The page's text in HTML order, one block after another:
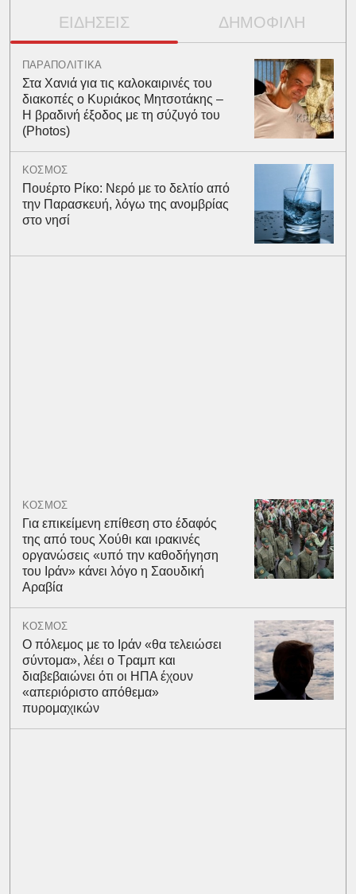
ΕΙΔΗΣΕΙΣ ΔΗΜΟΦΙΛΗ
ΠΑΡΑΠΟΛΙΤΙΚΑ
Στα Χανιά για τις καλοκαιρινές του
διακοπές ο Κυριάκος Μητσοτάκης –
Η βραδινή έξοδος με τη σύζυγό του
(Photos)
ΚΟΣΜΟΣ
Πουέρτο Ρίκο: Νερό με το δελτίο από
την Παρασκευή, λόγω της ανομβρίας
στο νησί
ΚΟΣΜΟΣ
Για επικείμενη επίθεση στο έδαφός
της από τους Χούθι και ιρακινές
οργανώσεις «υπό την καθοδήγηση
του Ιράν» κάνει λόγο η Σαουδική
Αραβία
ΚΟΣΜΟΣ
Ο πόλεμος με το Ιράν «θα τελειώσει
σύντομα», λέει ο Τραμπ και
διαβεβαιώνει ότι οι ΗΠΑ έχουν
«απεριόριστο απόθεμα»
πυρομαχικών